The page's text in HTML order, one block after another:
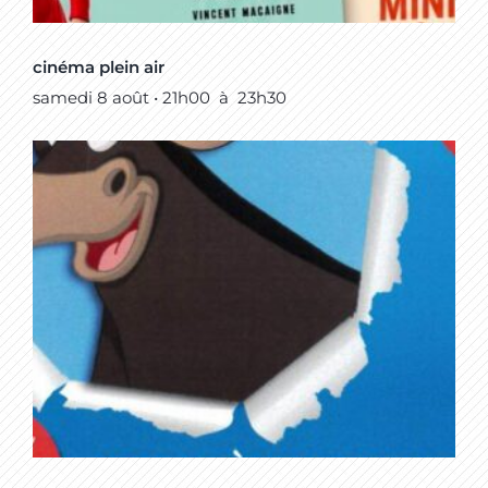
cinéma plein air
samedi 8 août • 21h00 à 23h30